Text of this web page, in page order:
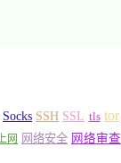
Socks SSH SSL tls tor
网 网络安全 网络审查